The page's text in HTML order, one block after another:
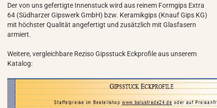
Der von uns gefertigte Innenstuck wird aus reinem Formgips Extra
64 (Südharzer Gipswerk GmbH) bzw. Keramikgips (Knauf Gips KG)
mit höchster Qualität angefertigt und zusätzlich mit Glasfasern
armiert.
Weitere, vergleichbare Reziso Gipsstuck Eckprofile aus unserem
Katalog: